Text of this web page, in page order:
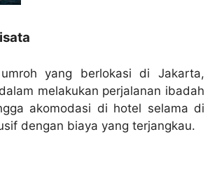
yang berlokasi di Jakarta,
melakukan perjalanan ibadah
akomodasi di hotel selama di
dengan biaya yang terjangkau.